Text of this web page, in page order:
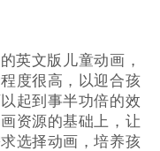
英文版儿童动画，
度很高，以迎合孩
起到事半功倍的效
资源的基础上，让
选择动画，培养孩